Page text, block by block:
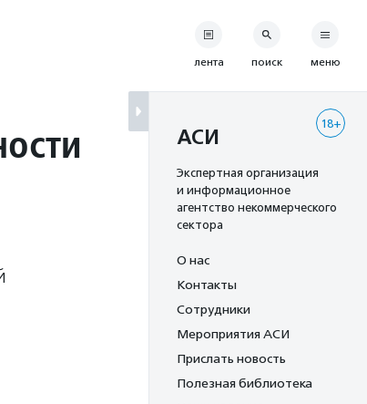
лента поиск меню
18+
АСИ
Экспертная организация
и информационное
агентство некоммерческого
сектора
О нас
Контакты
Сотрудники
Мероприятия АСИ
Прислать новость
Полезная библиотека